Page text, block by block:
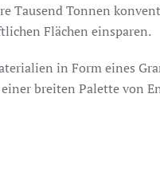
Tausend Tonnen
Flächen einsparen.
in Form eines
breiten Palette von